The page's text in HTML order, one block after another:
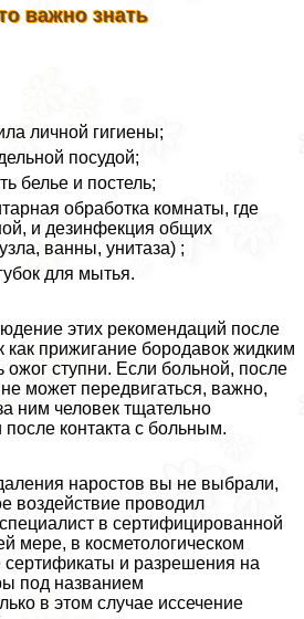
важно знать
личной гигиены;
посудой;
белье и постель;
обработка комнаты, где
и дезинфекция общих
ванны, унитаза) ;
для мытья.
этих рекомендаций после
прижигание бородавок жидким
ожог ступни. Если больной, после
может передвигаться, важно,
ним человек тщательно
контакта с больным.
наростов вы не выбрали,
воздействие проводил
в сертифицированной
мере, в косметологическом
сертификаты и разрешения на
под названием
в этом случае иссечение